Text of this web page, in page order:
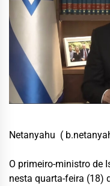
Netanyahu (
O primeiro-ministro de
nesta quarta-feira (18)